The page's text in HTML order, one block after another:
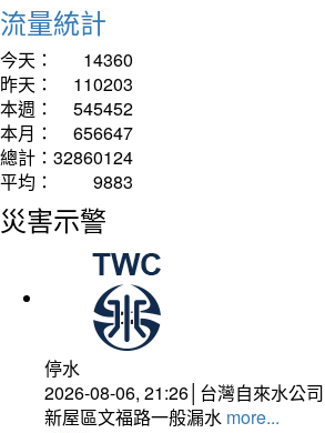
流量統計
今天：
14360
昨天：
110203
本週：
545452
本月：
656647
總計： 32860124
平均：
9883
災害示警
停水
2026-08-06, 21:26│台灣自來水公司
新屋區文福路一般漏水 more...